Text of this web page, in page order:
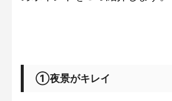
①夜景がキレイ